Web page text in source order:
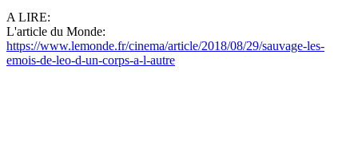
A LIRE:
L'article du Monde:
https://www.lemonde.fr/cinema/article/2018/08/29/sauvage-les-
emois-de-leo-d-un-corps-a-l-autre